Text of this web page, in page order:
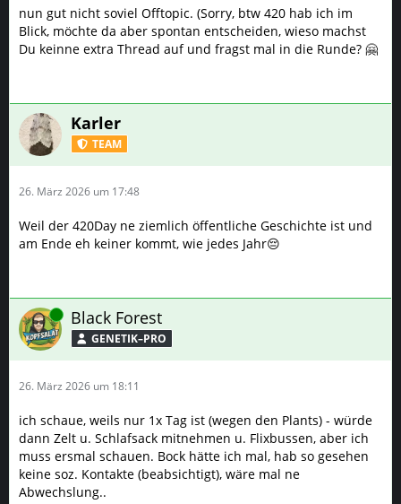
26. März 2026 um 17:48
am Ende eh keiner kommt, wie jedes Jahr😔
GENETIK–PRO
26. März 2026 um 18:11
dann Zelt u. Schlafsack mitnehmen u. Flixbussen, aber ich
muss ersmal schauen. Bock hätte ich mal, hab so gesehen
keine soz. Kontakte (beabsichtigt), wäre mal ne
Abwechslung..
Karler
TEAM
26. März 2026 um 22:34